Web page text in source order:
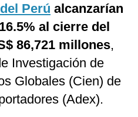
Perú alcanzarían
al cierre del
86,721 millones,
Investigación de
Globales (Cien) de
(Adex).